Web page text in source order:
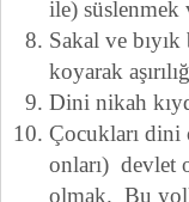
ile) süslenmek
Sakal ve
koyarak
Dini nikah
Çocukları dini
onları) devlet
olmak. Bu